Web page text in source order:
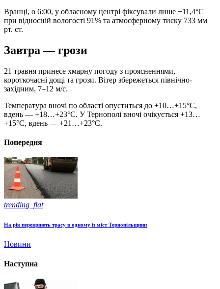
Вранці, о 6:00, у обласному центрі фіксували лише +11,4°C
при відносній вологості 91% та атмосферному тиску 733 мм
рт. ст.
Завтра — грози
21 травня принесе хмарну погоду з проясненнями,
короткочасні дощі та грози. Вітер збережеться північно-
західним, 7–12 м/с.
Температура вночі по області опуститься до +10…+15°C,
вдень — +18…+23°C. У Тернополі вночі очікується +13…
+15°C, вдень — +21…+23°C.
Попередня
trending_flat
На рік перекриють трасу в одному із міст Тернопільщини
Новини
Наступна